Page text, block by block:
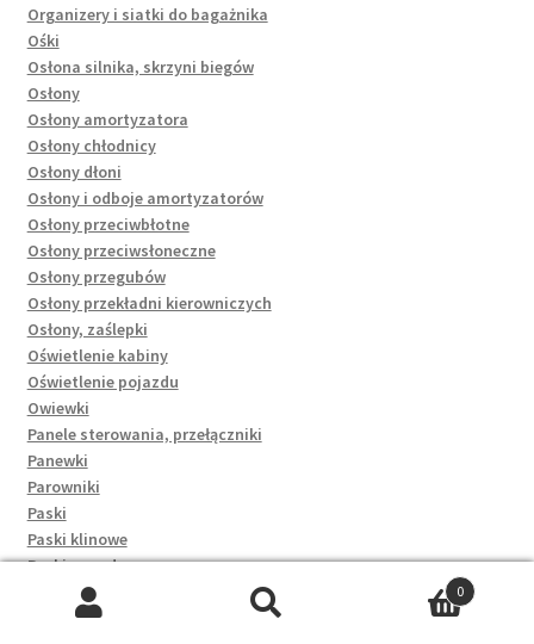
Organizery i siatki do bagażnika
Ośki
Osłona silnika, skrzyni biegów
Osłony
Osłony amortyzatora
Osłony chłodnicy
Osłony dłoni
Osłony i odboje amortyzatorów
Osłony przeciwbłotne
Osłony przeciwsłoneczne
Osłony przegubów
Osłony przekładni kierowniczych
Osłony, zaślepki
Oświetlenie kabiny
Oświetlenie pojazdu
Owiewki
Panele sterowania, przełączniki
Panewki
Parowniki
Paski
Paski klinowe
Paski napędowe
Paski rozrządu
Pasy bezpieczeństwa
0